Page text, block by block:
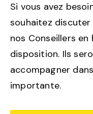
Si vous avez
souhaitez discuter
nos Conseillers
disposition. Ils
accompagner
importante.